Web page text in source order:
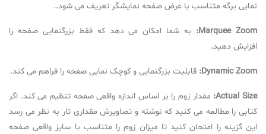
نمایی برگه متناسب با عرض صفحه نمایشگر تعریف می شود..
Marquee Zoom:
به شما امکان می دهد که فقط بزرگنمایی صفحه را
افزایش دهید.
Dynamic Zoom: قابلیت بزرگنمایی و کوچک نمایی صفحه را فراهم می کند.
Actual Size: مقدار زوم را بر اساس اندازه واقعی صفحه تنظیم می کند. اگر
کتابی را مطالعه می کنید که نوشته و تصاویرش مقداری تار به نظر می رسد
این گزینه را امتحان کنید تا میزان زوم را متناسب با سایز واقعی صفحه